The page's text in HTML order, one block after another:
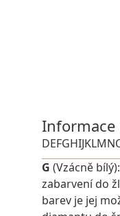
Informace
DEFGHIJKLMN
G (Vzácně
zabarvení do
barev je jej